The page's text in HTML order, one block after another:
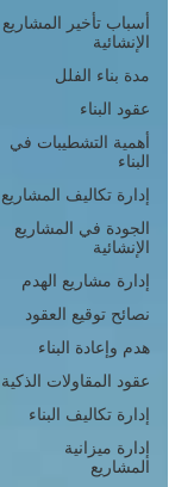
أسباب تأخير المشاريع
الإنشائية
مدة بناء الفلل
عقود البناء
أهمية التشطيبات في
البناء
إدارة تكاليف المشاريع
الجودة في المشاريع
الإنشائية
إدارة مشاريع الهدم
نصائح توقيع العقود
هدم وإعادة البناء
عقود المقاولات الذكية
إدارة تكاليف البناء
إدارة ميزانية
المشاريع